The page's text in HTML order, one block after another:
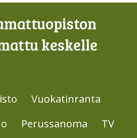
keskelle
Vuokatinranta
Perussanoma
TV